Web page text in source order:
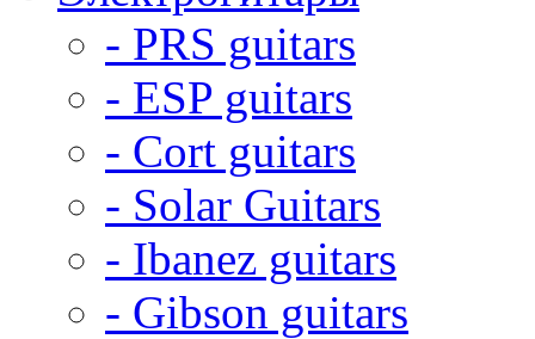
- PRS guitars
- ESP guitars
- Cort guitars
- Solar Guitars
- Ibanez guitars
- Gibson guitars